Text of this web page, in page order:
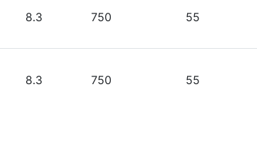
8.3 750 55
8.3 750 55